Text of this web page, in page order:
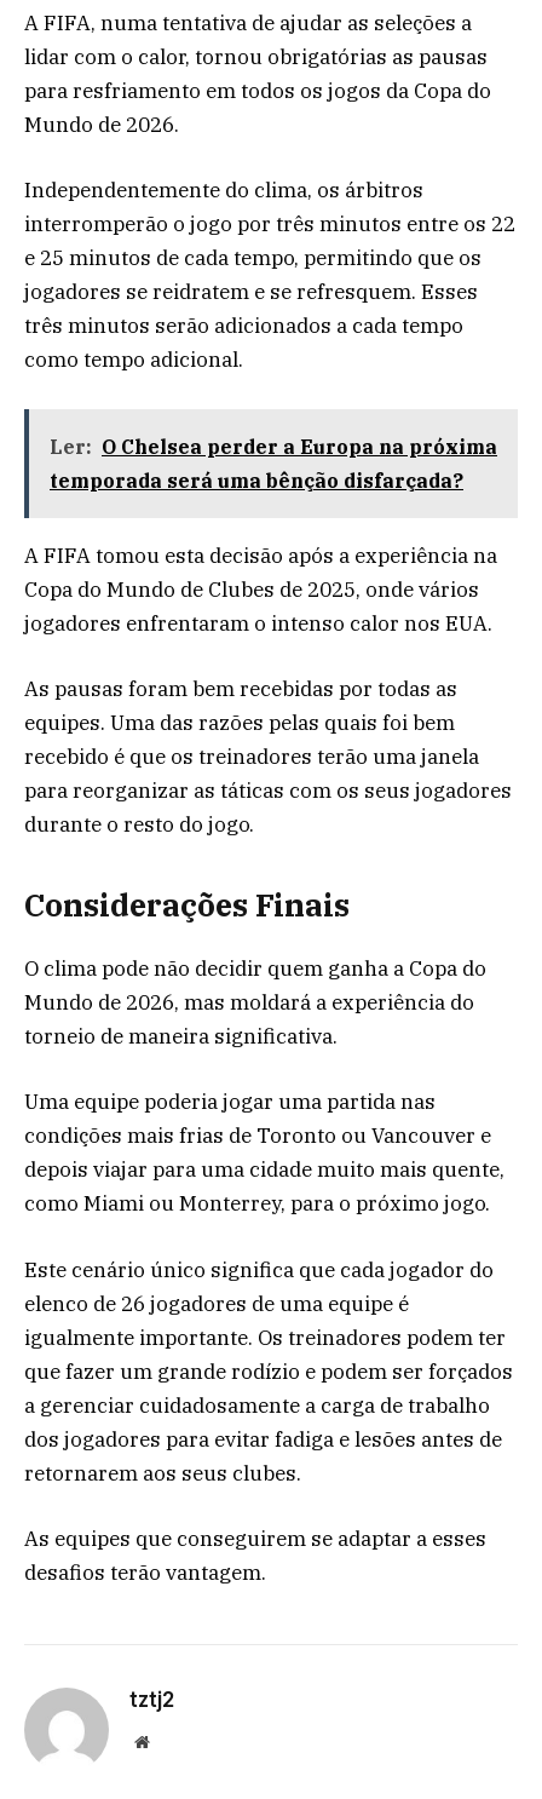
A FIFA, numa tentativa de ajudar as seleções a
lidar com o calor, tornou obrigatórias as pausas
para resfriamento em todos os jogos da Copa do
Mundo de 2026.
Independentemente do clima, os árbitros
interromperão o jogo por três minutos entre os 22
e 25 minutos de cada tempo, permitindo que os
jogadores se reidratem e se refresquem. Esses
três minutos serão adicionados a cada tempo
como tempo adicional.
Ler: O Chelsea perder a Europa na próxima
temporada será uma bênção disfarçada?
A FIFA tomou esta decisão após a experiência na
Copa do Mundo de Clubes de 2025, onde vários
jogadores enfrentaram o intenso calor nos EUA.
As pausas foram bem recebidas por todas as
equipes. Uma das razões pelas quais foi bem
recebido é que os treinadores terão uma janela
para reorganizar as táticas com os seus jogadores
durante o resto do jogo.
Considerações Finais
O clima pode não decidir quem ganha a Copa do
Mundo de 2026, mas moldará a experiência do
torneio de maneira significativa.
Uma equipe poderia jogar uma partida nas
condições mais frias de Toronto ou Vancouver e
depois viajar para uma cidade muito mais quente,
como Miami ou Monterrey, para o próximo jogo.
Este cenário único significa que cada jogador do
elenco de 26 jogadores de uma equipe é
igualmente importante. Os treinadores podem ter
que fazer um grande rodízio e podem ser forçados
a gerenciar cuidadosamente a carga de trabalho
dos jogadores para evitar fadiga e lesões antes de
retornarem aos seus clubes.
As equipes que conseguirem se adaptar a esses
desafios terão vantagem.
tztj2
Website